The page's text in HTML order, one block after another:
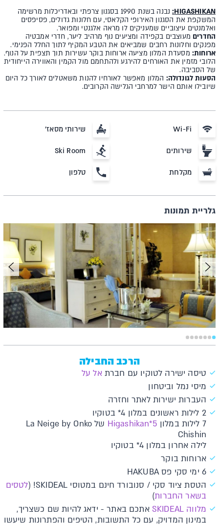
HIGASHIKAN:
נבנה בשנת 1990 בסגנון צרפתי ובאדריכלות מרשימה
המשקפת את הסגנון האירופי הקלאסי, עם חלונות גדולים, פסיפסים
ואלמנטים עיצוביים שמעניקים לו מראה אלגנטי ומפואר.
החדרים מעוצבים בקפידה ומציעים נוף מרהיב ליער, חדרי אמבטיה
מפנקים וחלונות רחבים שמביאים את הטבע המקיף לתוך החלל הפנימי.
ארוחות: מסעדת המלון מציעה ארוחות בוקר עשירות תוך תצפית על הנוף.
הלובי מזמין את האורחים להירגע ולהתחמם מול הקמין והאווירה הייחודית
של הסביבה.
הסעות לגונדולה: המלון מאפשר לאורחיו להנות משאטלים לאורך כל היום
שיובילו אותם הישר למרחבי הגלישה הקרובים.
Wi-Fi שירותי מסאז'
שירותים Ski Room
מקלחת טלפון
גלריית תמונות
הרכב החבילה
טיסה ישירה לטוקיו עם חברתאל על
מיסי נמל וביטחון
העברות ישירות לאתר וחזרה
2 לילות ראשונים במלון 4* בטוקיו
7 לילות במלון
5*Higashikan
של La Neige by Onko
Chishin
לילה אחרון במלון 4* בטוקיו
ארוחות בוקר
6 ימי סקי פס HAKUBA
הטסת ציוד סקי / סנובורד חינם במטוסי SKIDEAL! (
לטסים
בשאר החברות)
מלווה SKIDEAL
אתכם באתר - ידאג להיות שם כשצריך,
במינון המדויק, עם כל התשובות, הטיפים והפתרונות שיעשו